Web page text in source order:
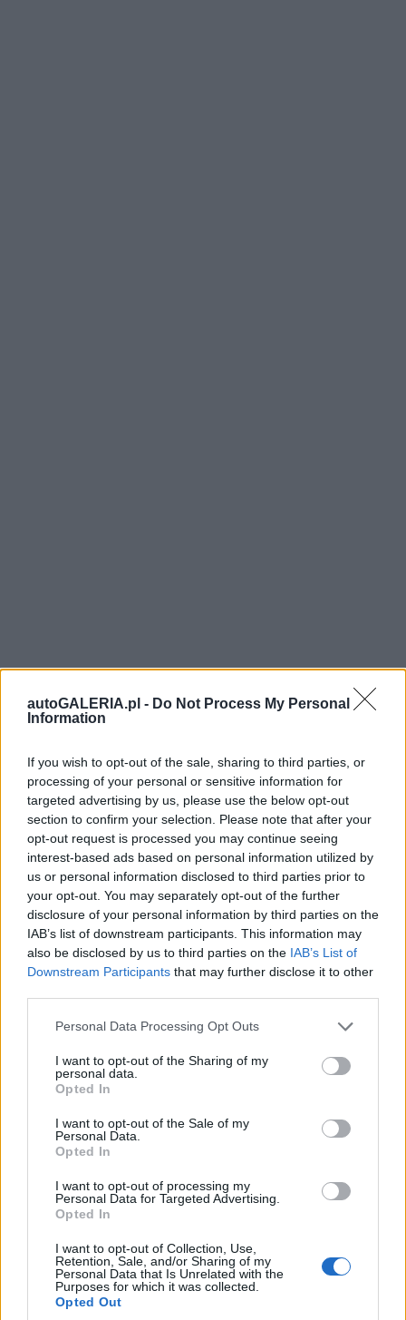
autoGALERIA.pl - Do Not Process My Personal
Information
If you wish to opt-out of the sale, sharing to third parties, or
processing of your personal or sensitive information for
targeted advertising by us, please use the below opt-out
section to confirm your selection. Please note that after your
opt-out request is processed you may continue seeing
interest-based ads based on personal information utilized by
us or personal information disclosed to third parties prior to
your opt-out. You may separately opt-out of the further
disclosure of your personal information by third parties on the
IAB’s list of downstream participants. This information may
also be disclosed by us to third parties on the IAB’s List of
Downstream Participants that may further disclose it to other
Please note that this website/app uses one or more Google
not limited to your visit or usage behaviour. You may click to
grant or deny consent to Google and its third-party tags to
use your data for below specified purposes in below Google
consent section.
Personal Data Processing Opt Outs
I want to opt-out of the Sharing of my
personal data.
Opted In
I want to opt-out of the Sale of my
Personal Data.
Opted In
I want to opt-out of processing my
Personal Data for Targeted Advertising.
Opted In
I want to opt-out of Collection, Use,
Retention, Sale, and/or Sharing of my
Personal Data that Is Unrelated with the
Purposes for which it was collected.
Opted Out